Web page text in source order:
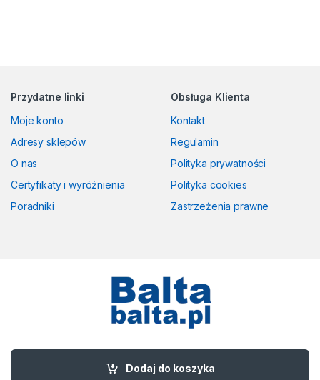
Dodaj do koszyka
Przydatne linki
Moje konto
Adresy sklepów
O nas
Certyfikaty i wyróżnienia
Poradniki
Obsługa Klienta
Kontakt
Regulamin
Polityka prywatności
Polityka cookies
Zastrzeżenia prawne
Masz pytania? Zadzwoń!
58 524 50 00